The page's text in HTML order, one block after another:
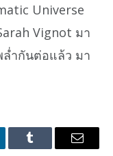
Universe
Vignot มา
ำกันต่อแล้ว มา
Tumblr Email